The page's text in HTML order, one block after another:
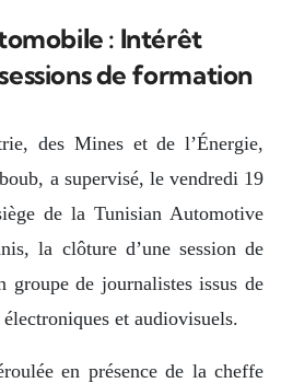
: Intérêt
de formation
des Mines et de l’Énergie,
a supervisé, le vendredi 19
de la Tunisian Automotive
la clôture d’une session de
groupe de journalistes issus de
et audiovisuels.
en présence de la cheffe